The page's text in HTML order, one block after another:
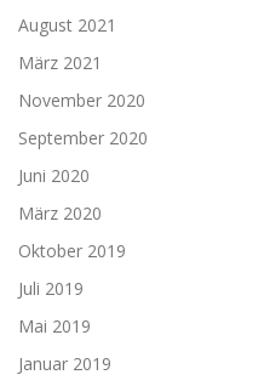
August 2021
März 2021
November 2020
September 2020
Juni 2020
März 2020
Oktober 2019
Juli 2019
Mai 2019
Januar 2019